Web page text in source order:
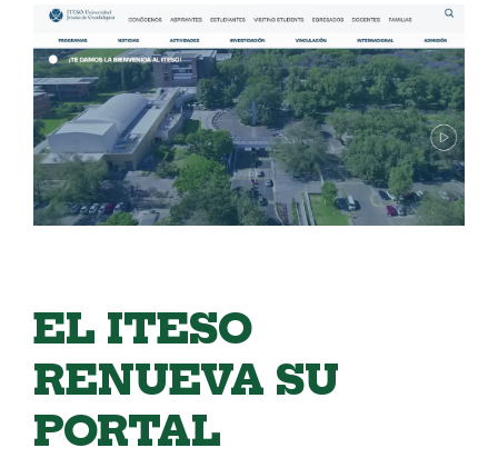
EL ITESO
RENUEVA SU
PORTAL